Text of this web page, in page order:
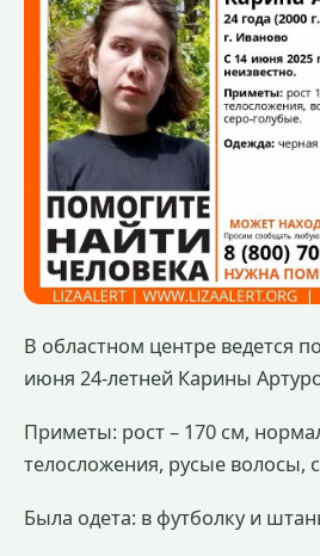
В областном центре ведется
июня 24-летней Карины
Приметы: рост – 170 см,
телосложения, русые волосы,
Была одета: в футболку и